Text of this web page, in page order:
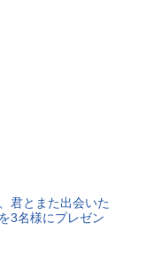
君とまた出会いた
3名様にプレゼン